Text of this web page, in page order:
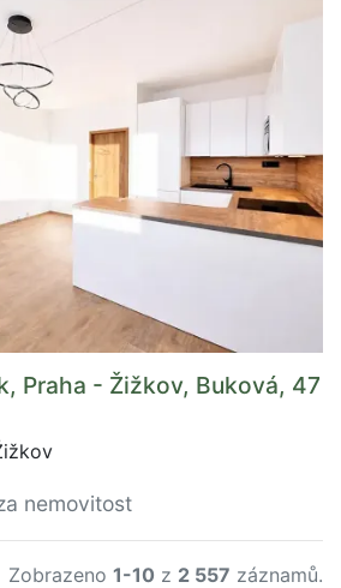
Praha - Žižkov, Buková, 47
nemovitost
Zobrazeno 1-10 z 2 557 záznamů.